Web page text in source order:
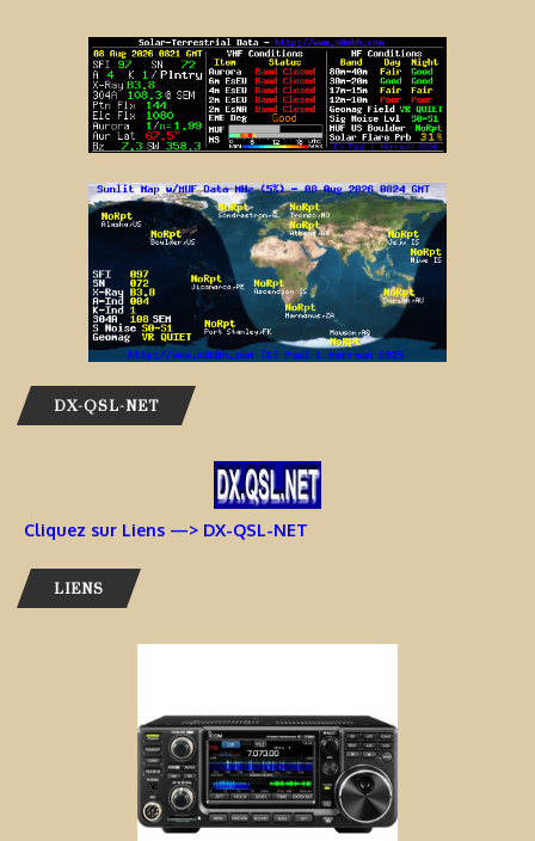
DX-QSL-NET
Cliquez sur Liens —> DX-QSL-NET
LIENS